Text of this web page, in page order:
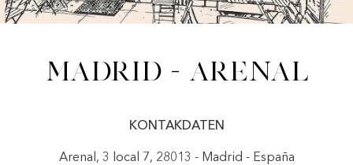
Madrid - Arenal
KONTAKDATEN
Arenal, 3 local 7, 28013 - Madrid - España